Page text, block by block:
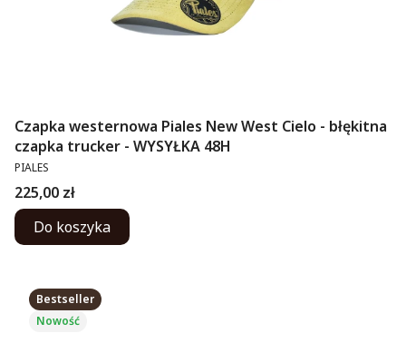
Czapka westernowa Piales New West Cielo - błękitna
czapka trucker - WYSYŁKA 48H
PRODUCENT
PIALES
Cena
225,00 zł
Do koszyka
Bestseller
Nowość